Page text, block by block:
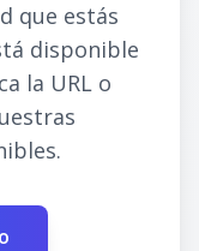
que estás
disponible
la URL o